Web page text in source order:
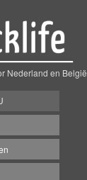
Nederland en België